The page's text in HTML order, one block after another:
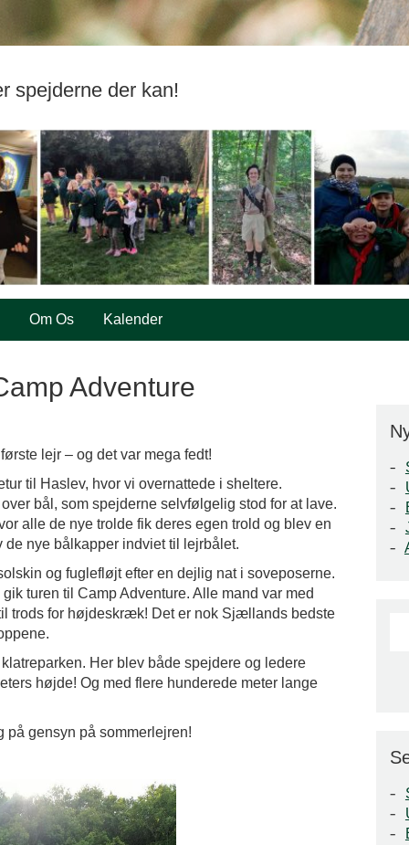
spejderne der kan!
Om Os Kalender
Adventure
lejr – og det var mega fedt!
til Haslev, hvor vi overnattede i sheltere.
bål, som spejderne selvfølgelig stod for at lave.
alle de nye trolde fik deres egen trold og blev en
nye bålkapper indviet til lejrbålet.
og fuglefløjt efter en dejlig nat i soveposerne.
turen til Camp Adventure. Alle mand var med
trods for højdeskræk! Det er nok Sjællands bedste
Her blev både spejdere og ledere
højde! Og med flere hunderede meter lange
på gensyn på sommerlejren!